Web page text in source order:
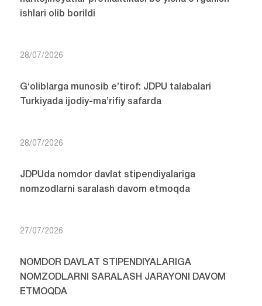
ishlari olib borildi
28/07/2026
G‘oliblarga munosib e’tirof: JDPU talabalari
Turkiyada ijodiy-ma’rifiy safarda
28/07/2026
JDPUda nomdor davlat stipendiyalariga
nomzodlarni saralash davom etmoqda
27/07/2026
NOMDOR DAVLAT STIPENDIYALARIGA
NOMZODLARNI SARALASH JARAYONI DAVOM
ETMOQDA